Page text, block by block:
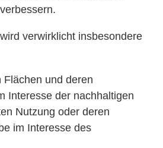
verwirklicht insbesondere
Flächen und deren
Interesse der nachhaltigen
Nutzung oder deren
im Interesse des